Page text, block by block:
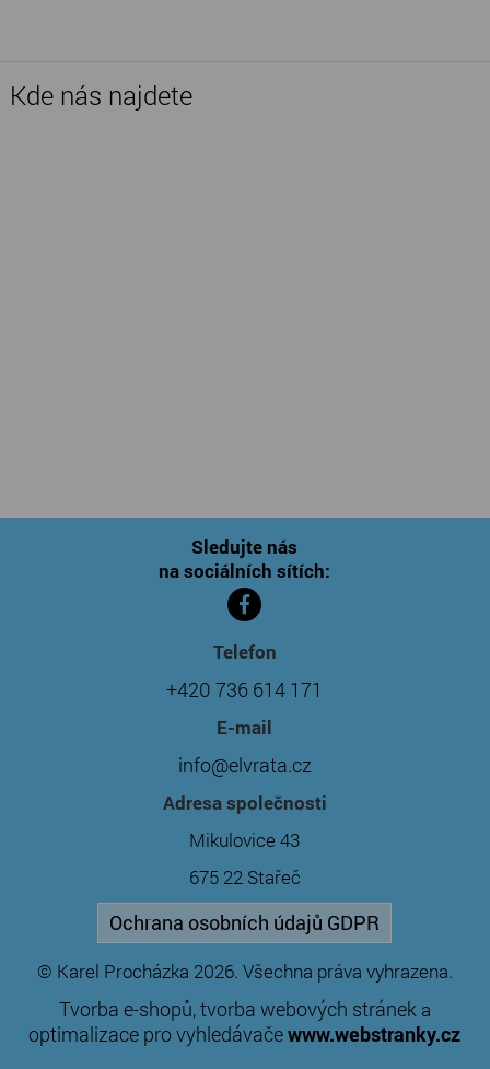
Kde nás najdete
Sledujte nás
na sociálních sítích:
Telefon
+420 736 614 171
E-mail
info@elvrata.cz
Adresa společnosti
Mikulovice 43
675 22 Stařeč
Ochrana osobních údajů GDPR
© Karel Procházka 2026. Všechna práva vyhrazena.
Tvorba e-shopů,tvorba webových stráneka
optimalizace pro vyhledávačewww.webstranky.cz